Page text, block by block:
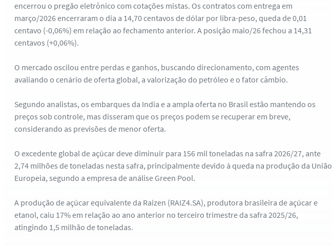
encerrou o pregão eletrônico com cotações mistas. Os contratos com entrega em
março/2026 encerraram o dia a 14,70 centavos de dólar por libra-peso, queda de 0,01
centavo (-0,06%) em relação ao fechamento anterior. A posição maio/26 fechou a 14,31
centavos (+0,06%).
O mercado oscilou entre perdas e ganhos, buscando direcionamento, com agentes
avaliando o cenário de oferta global, a valorização do petróleo e o fator câmbio.
Segundo analistas, os embarques da India e a ampla oferta no Brasil estão mantendo os
preços sob controle, mas disseram que os preços podem se recuperar em breve,
considerando as previsões de menor oferta.
O excedente global de açúcar deve diminuir para 156 mil toneladas na safra 2026/27, ante
2,74 milhões de toneladas nesta safra, principalmente devido à queda na produção da União
Europeia, segundo a empresa de análise Green Pool.
A produção de açúcar equivalente da Raizen (RAIZ4.SA), produtora brasileira de açúcar e
etanol, caiu 17% em relação ao ano anterior no terceiro trimestre da safra 2025/26,
atingindo 1,5 milhão de toneladas.